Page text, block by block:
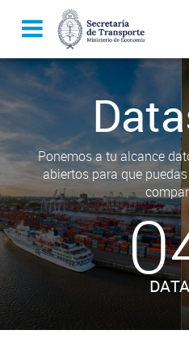
Ponemos a tu alcance
abiertos para que